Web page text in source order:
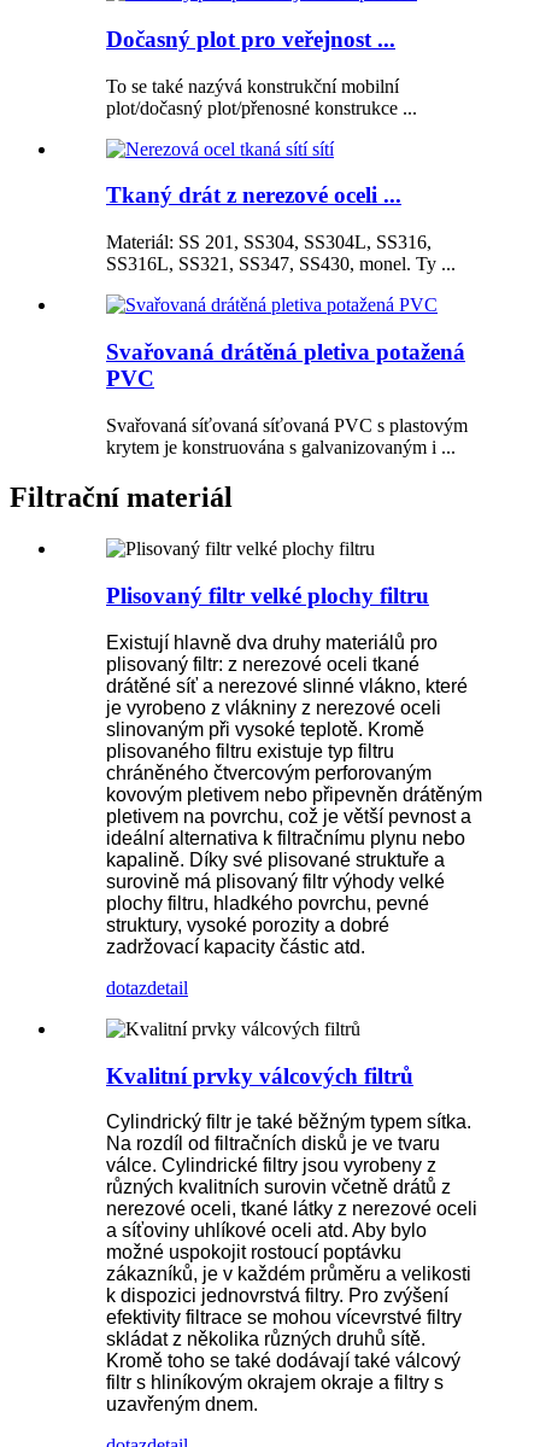
Dočasný plot pro veřejnost ...
To se také nazývá konstrukční mobilní
plot/dočasný plot/přenosné konstrukce ...
Tkaný drát z nerezové oceli ...
Materiál: SS 201, SS304, SS304L, SS316,
SS316L, SS321, SS347, SS430, monel. Ty ...
Svařovaná drátěná pletiva potažená
PVC
Svařovaná síťovaná síťovaná PVC s plastovým
krytem je konstruována s galvanizovaným i ...
Filtrační materiál
Plisovaný filtr velké plochy filtru
Existují hlavně dva druhy materiálů pro
plisovaný filtr: z nerezové oceli tkané
drátěné síť a nerezové slinné vlákno, které
je vyrobeno z vlákniny z nerezové oceli
slinovaným při vysoké teplotě. Kromě
plisovaného filtru existuje typ filtru
chráněného čtvercovým perforovaným
kovovým pletivem nebo připevněn drátěným
pletivem na povrchu, což je větší pevnost a
ideální alternativa k filtračnímu plynu nebo
kapalině. Díky své plisované struktuře a
surovině má plisovaný filtr výhody velké
plochy filtru, hladkého povrchu, pevné
struktury, vysoké porozity a dobré
zadržovací kapacity částic atd.
dotazdetail
Kvalitní prvky válcových filtrů
Cylindrický filtr je také běžným typem sítka.
Na rozdíl od filtračních disků je ve tvaru
válce. Cylindrické filtry jsou vyrobeny z
různých kvalitních surovin včetně drátů z
nerezové oceli, tkané látky z nerezové oceli
a síťoviny uhlíkové oceli atd. Aby bylo
možné uspokojit rostoucí poptávku
zákazníků, je v každém průměru a velikosti
k dispozici jednovrstvá filtry. Pro zvýšení
efektivity filtrace se mohou vícevrstvé filtry
skládat z několika různých druhů sítě.
Kromě toho se také dodávají také válcový
filtr s hliníkovým okrajem okraje a filtry s
uzavřeným dnem.